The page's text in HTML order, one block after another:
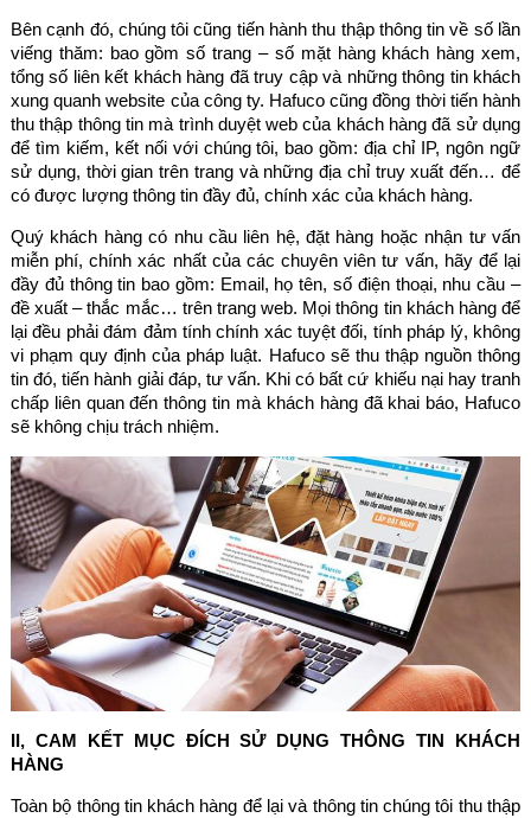
Bên cạnh đó, chúng tôi cũng tiến hành thu thập thông tin về số lần
viếng thăm: bao gồm số trang – số mặt hàng khách hàng xem,
tổng số liên kết khách hàng đã truy cập và những thông tin khách
xung quanh website của công ty. Hafuco cũng đồng thời tiến hành
thu thập thông tin mà trình duyệt web của khách hàng đã sử dụng
để tìm kiếm, kết nối với chúng tôi, bao gồm: địa chỉ IP, ngôn ngữ
sử dụng, thời gian trên trang và những địa chỉ truy xuất đến… để
có được lượng thông tin đầy đủ, chính xác của khách hàng.
Quý khách hàng có nhu cầu liên hệ, đặt hàng hoặc nhận tư vấn
miễn phí, chính xác nhất của các chuyên viên tư vấn, hãy để lại
đầy đủ thông tin bao gồm: Email, họ tên, số điện thoại, nhu cầu –
đề xuất – thắc mắc… trên trang web. Mọi thông tin khách hàng để
lại đều phải đám đảm tính chính xác tuyệt đối, tính pháp lý, không
vi phạm quy định của pháp luật. Hafuco sẽ thu thập nguồn thông
tin đó, tiến hành giải đáp, tư vấn. Khi có bất cứ khiếu nại hay tranh
chấp liên quan đến thông tin mà khách hàng đã khai báo, Hafuco
sẽ không chịu trách nhiệm.
II, CAM KẾT MỤC ĐÍCH SỬ DỤNG THÔNG TIN KHÁCH
HÀNG
Toàn bộ thông tin khách hàng để lại và thông tin chúng tôi thu thập